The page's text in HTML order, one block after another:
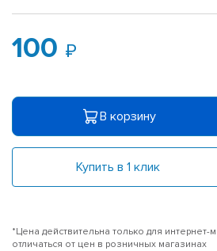
100
В корзину
Купить в 1 клик
*Цена действительна только для интернет-
отличаться от цен в розничных магазинах